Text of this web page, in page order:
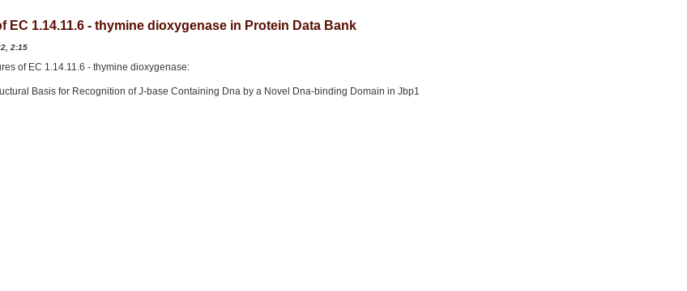
EC 1.14.11.6 - thymine dioxygenase in Protein Data Bank
2:15
of EC 1.14.11.6 - thymine dioxygenase:
Basis for Recognition of J-base Containing Dna by a Novel Dna-binding Domain in Jbp1